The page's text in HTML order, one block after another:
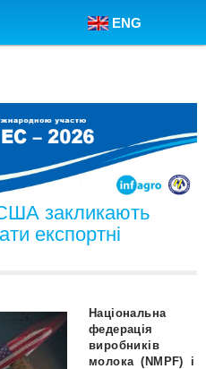
ENG
США закликають
експортні
Національна
федерація
виробників
молока (NMPF) і